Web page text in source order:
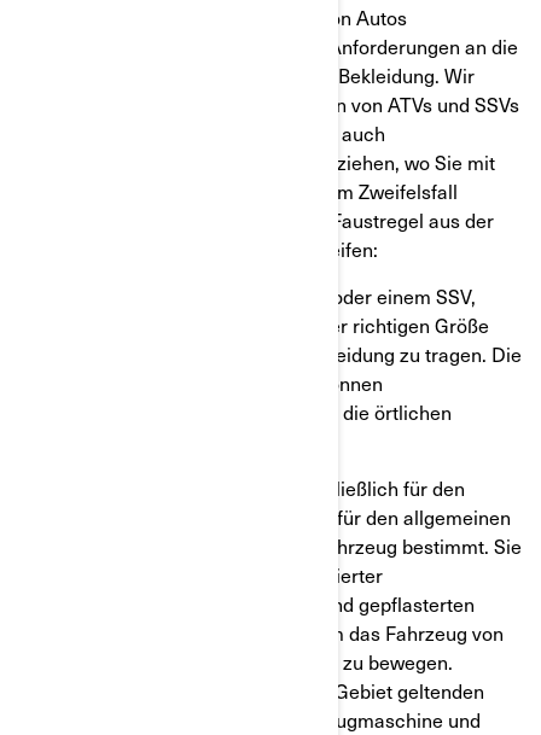
Da sich ATVs und SSVs strukturell von Autos
unterscheiden, gelten auch andere Anforderungen an die
erforderliche Schutzausrüstung und Bekleidung. Wir
empfehlen nach wie vor, beim Fahren von ATVs und SSVs
immer einen Helm zu tragen. Es gibt auch
Einschränkungen, die sich darauf beziehen, wo Sie mit
Ihrem ATV und SSV fahren können. Im Zweifelsfall
können Sie jedoch immer auf diese Faustregel aus der
Can-Am Betriebsanleitung zurückgreifen:
„Fahren Sie niemals mit einem ATV oder einem SSV,
ohne einen zugelassenen Helm in der richtigen Größe
und andere erforderliche Fahrerbekleidung zu tragen. Die
Anforderungen an die Ausrüstung können
unterschiedlich sein, bitte prüfen Sie die örtlichen
Can-Am ATVs und SSVs sind ausschließlich für den
Einsatz im Gelände gebaut. Sie sind für den allgemeinen
Einsatz als Freizeit- und/oder Nutzfahrzeug bestimmt. Sie
können für kurze Strecken mit reduzierter
Geschwindigkeit auf asphaltierten und gepflasterten
Untergründen verwendet werden, um das Fahrzeug von
einem Geländeort zu einem anderen zu bewegen.
Informieren Sie sich über die für Ihr Gebiet geltenden
Vorschriften für die Benutzung von Zugmaschine und